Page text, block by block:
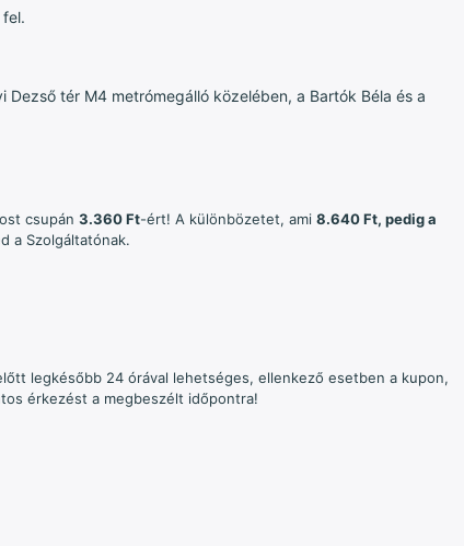
tér M4 metrómegálló közelében, a Bartók Béla és a
csupán 3.360 Ft-ért! A különbözetet, ami 8.640 Ft, pedig a
a Szolgáltatónak.
legkésőbb 24 órával lehetséges, ellenkező esetben a kupon,
érkezést a megbeszélt időpontra!